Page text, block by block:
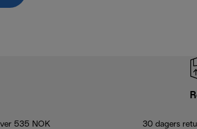
535 NOK 30 dagers